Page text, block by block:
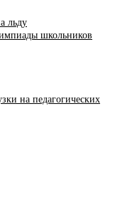
льду
школьников
на педагогических